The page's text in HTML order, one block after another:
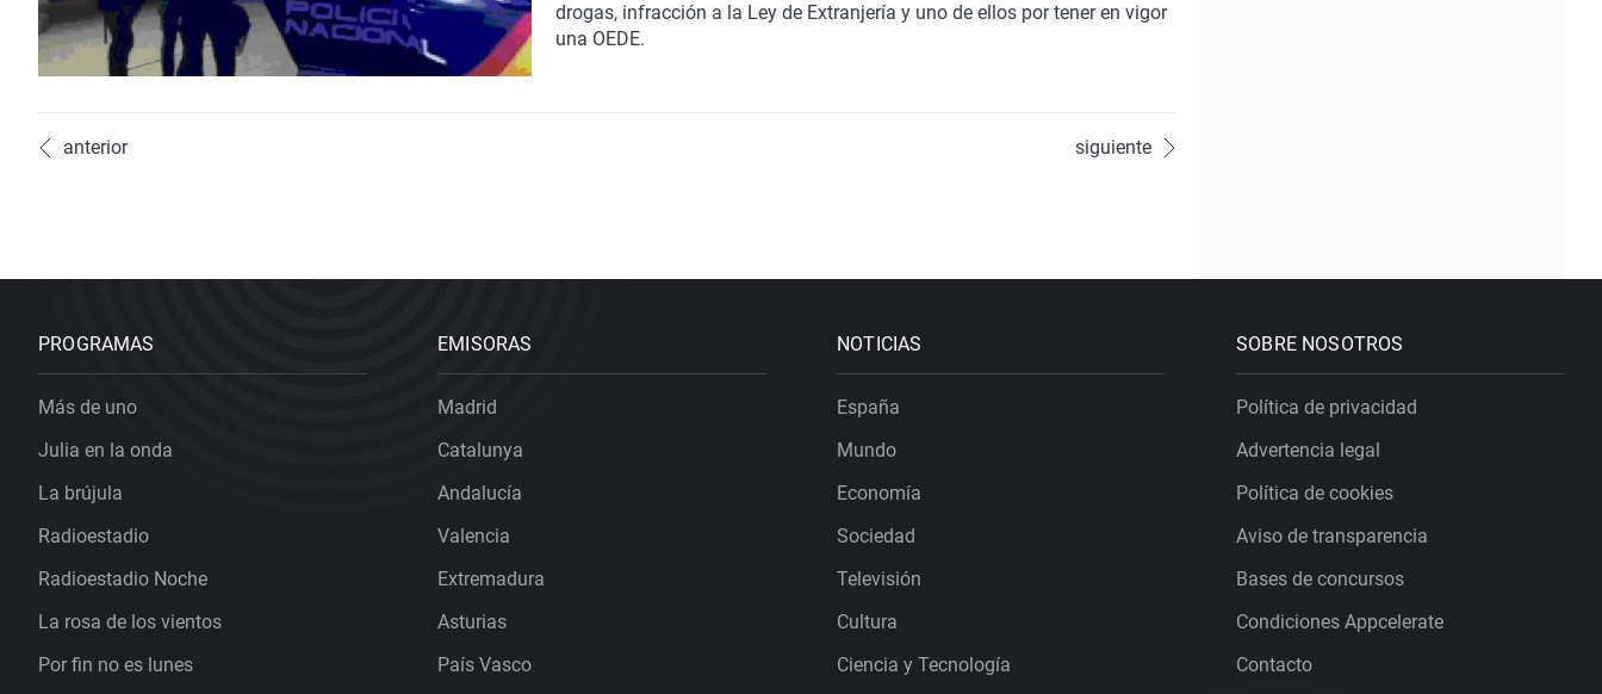
drogas, infracción a la Ley de Extranjería y uno de ellos por tener en vigor
una OEDE.
anterior siguiente
PROGRAMAS
Más de uno
Julia en la onda
La brújula
Radioestadio
Radioestadio Noche
La rosa de los vientos
Por fin no es lunes
EMISORAS
Madrid
Catalunya
Andalucía
Valencia
Extremadura
Asturias
País Vasco
NOTICIAS
España
Mundo
Economía
Sociedad
Televisión
Cultura
Ciencia y Tecnología
SOBRE NOSOTROS
Política de privacidad
Advertencia legal
Política de cookies
Aviso de transparencia
Bases de concursos
Condiciones Appcelerate
Contacto